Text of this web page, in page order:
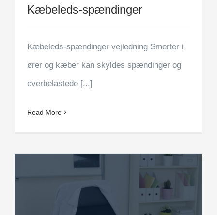
Kæbeleds-spændinger
Kæbeleds-spændinger vejledning Smerter i
ører og kæber kan skyldes spændinger og
overbelastede [...]
Read More